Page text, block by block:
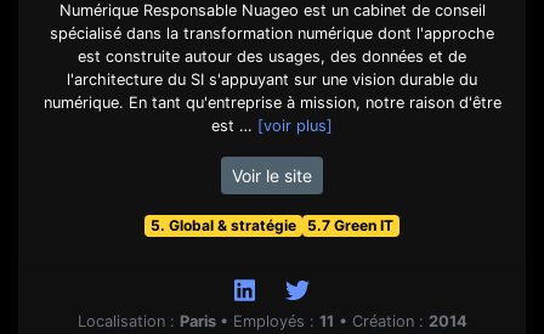
Numérique Responsable Nuageo est un cabinet de conseil
spécialisé dans la transformation numérique dont l'approche
est construite autour des usages, des données et de
l'architecture du SI s'appuyant sur une vision durable du
numérique. En tant qu'entreprise à mission, notre raison d'être
est … [voir plus]
Voir le site
5. Global & stratégie 5.7 Green IT
Localisation : Paris • Employés : 11 • Création : 2014